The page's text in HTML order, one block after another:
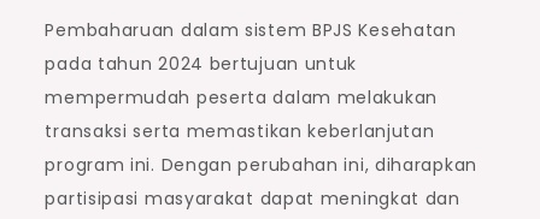
Pembaharuan dalam sistem BPJS Kesehatan
pada tahun 2024 bertujuan untuk
mempermudah peserta dalam melakukan
transaksi serta memastikan keberlanjutan
program ini. Dengan perubahan ini, diharapkan
partisipasi masyarakat dapat meningkat dan